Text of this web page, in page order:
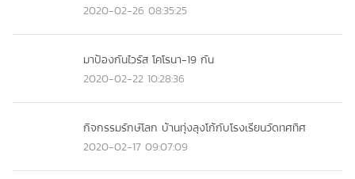
2020-02-26 08:35:25
มาป้องกันไวรัส โคโรนา-19 กัน
2020-02-22 10:28:36
กิจกรรมรักษ์โลก บ้านทุ่งลุงโก้กับโรงเรียนวัดทศทิศ
2020-02-17 09:07:09